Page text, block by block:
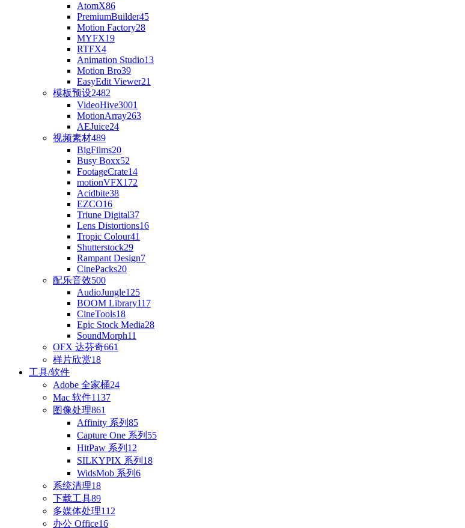
AtomX86
PremiumBuilder45
Motion Factory28
MYFX19
RTFX4
Animation Studio13
Motion Bro39
EasyEdit Viewer21
模板预设2482
VideoHive3001
MotionArray263
AEJuice24
视频素材489
BigFilms20
Busy Boxx52
FootageCrate14
motionVFX172
Acidbite38
EZCO16
Triune Digital37
Lens Distortions16
Tropic Colour41
Shutterstock29
Rampant Design7
CinePacks20
配乐音效500
AudioJungle125
BOOM Library117
CineTools18
Epic Stock Media28
SoundMorph11
OFX 达芬奇661
样片欣赏18
工具/软件
Adobe 全家桶24
Mac 软件1137
图像处理861
Affinity 系列 85
Capture One 系列 55
HitPaw 系列 12
SILKYPIX 系列 18
WidsMob 系列 6
系统清理18
下载工具89
多媒体处理112
办公 Office16